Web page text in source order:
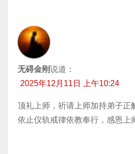
无碍金刚说道：
2025年12月11日 上午10:24
顶礼上师，祈请上师加持弟子正
依止仪轨戒律依教奉行，感恩上